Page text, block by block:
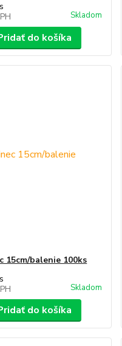
Skladom
do košíka
15cm/balenie 100ks
Skladom
do košíka